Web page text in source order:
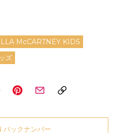
McCARTNEY KIDS
ズ
バックナンバー